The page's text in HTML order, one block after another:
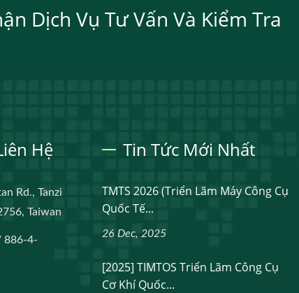
Dịch Vụ Tư Vấn Và Kiểm Tra
Hệ
Rd., Tanzi
Taiwan
886-4-
Tin Tức Mới Nhất
TMTS 2026 (Triển Lãm Máy Công Cụ
Quốc Tế...
26 Dec, 2025
[2025] TIMTOS Triển Lãm Công Cụ
Cơ Khí Quốc...